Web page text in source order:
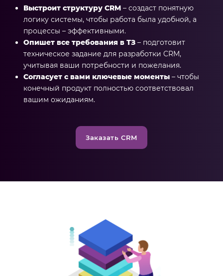
Выстроит структуру CRM – создаст понятную
логику системы, чтобы работа была удобной, а
процессы – эффективными.
Опишет все требования в ТЗ – подготовит
техническое задание для разработки CRM,
учитывая ваши потребности и пожелания.
Согласует с вами ключевые моменты – чтобы
конечный продукт полностью соответствовал
вашим ожиданиям.
Заказать CRM